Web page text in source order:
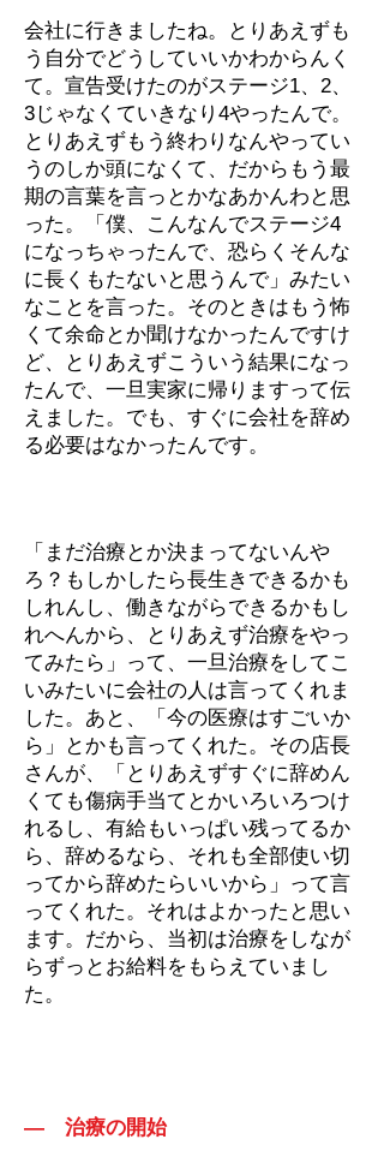
会社に行きましたね。とりあえずも
う自分でどうしていいかわからんく
て。宣告受けたのがステージ1、2、
3じゃなくていきなり4やったんで。
とりあえずもう終わりなんやってい
うのしか頭になくて、だからもう最
期の言葉を言っとかなあかんわと思
った。「僕、こんなんでステージ4
になっちゃったんで、恐らくそんな
に長くもたないと思うんで」みたい
なことを言った。そのときはもう怖
くて余命とか聞けなかったんですけ
ど、とりあえずこういう結果になっ
たんで、一旦実家に帰りますって伝
えました。でも、すぐに会社を辞め
る必要はなかったんです。
「まだ治療とか決まってないんや
ろ？もしかしたら長生きできるかも
しれんし、働きながらできるかもし
れへんから、とりあえず治療をやっ
てみたら」って、一旦治療をしてこ
いみたいに会社の人は言ってくれま
した。あと、「今の医療はすごいか
ら」とかも言ってくれた。その店長
さんが、「とりあえずすぐに辞めん
くても傷病手当てとかいろいろつけ
れるし、有給もいっぱい残ってるか
ら、辞めるなら、それも全部使い切
ってから辞めたらいいから」って言
ってくれた。それはよかったと思い
ます。だから、当初は治療をしなが
らずっとお給料をもらえていまし
た。
― 治療の開始